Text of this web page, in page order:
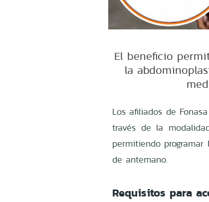
El beneficio
la
Los afiliados de
través de la
permitiendo
de antemano.
Requisitos para